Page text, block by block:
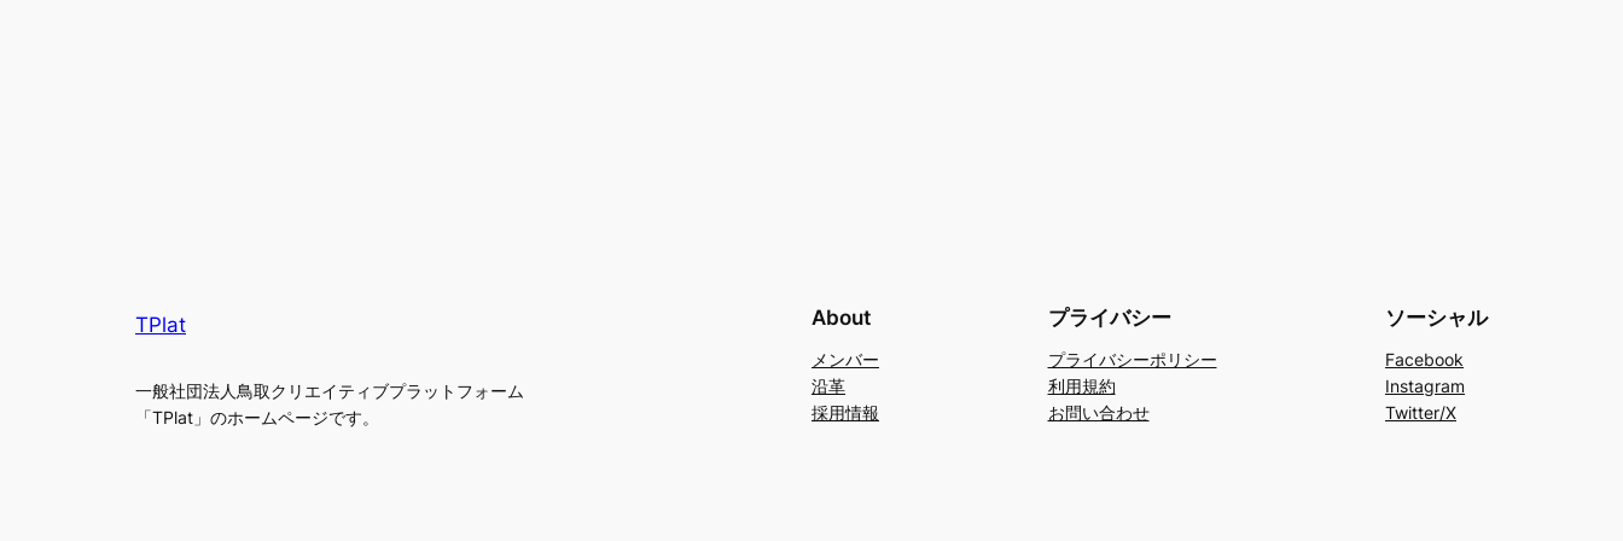
TPlat
一般社団法人鳥取クリエイティブプラットフォーム
「TPlat」のホームページです。
About
メンバー
沿革
採用情報
プライバシー
プライバシーポリシー
利用規約
お問い合わせ
ソーシャル
Facebook
Instagram
Twitter/X